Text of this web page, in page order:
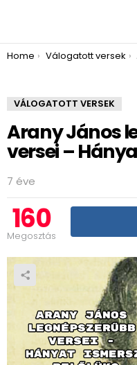
You are here:
Home Válogatott versek
VÁLOGATOTT VERSEK
Arany János
versei –
7 éve
160
Megosztás